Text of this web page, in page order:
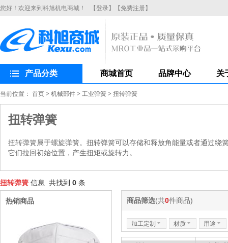
您好！欢迎来到科旭机电商城！ 【登录】 【免费注册】
产品分类 商城首页 品牌中心 关
当前位置： 首页 > 机械部件 > 工业弹簧 > 扭转弹簧
扭转弹簧
扭转弹簧属于螺旋弹簧。扭转弹簧可以存储和释放角能量或者通过
它们拉回初始位置，产生扭矩或旋转力。
扭转弹簧 信息 共找到 0 条
商品筛选(共0件商品)
加工定制 6 材质 6 用途 6
热销商品